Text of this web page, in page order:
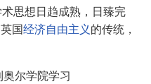
思想日趋成熟，日臻完
国经济自由主义 的传统，
奥尔学院学习